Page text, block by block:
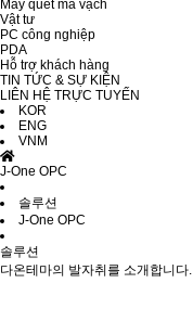
Máy quét mã vạch
Vật tư
PC công nghiệp
PDA
Hỗ trợ khách hàng
TIN TỨC & SỰ KIỆN
LIÊN HỆ TRỰC TUYẾN
KOR
ENG
VNM
J-One OPC
솔루션
J-One OPC
솔루션
다온테마의 발자취를 소개합니다.